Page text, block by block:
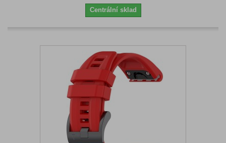
Centrální sklad